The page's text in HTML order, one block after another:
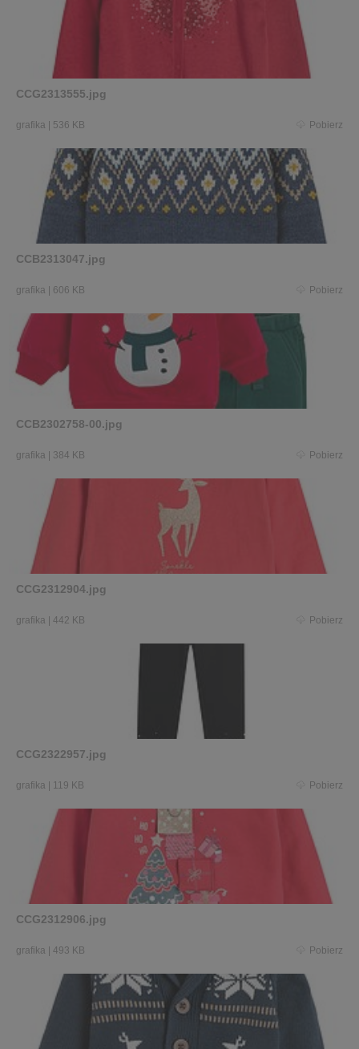
CCG2313555.jpg
grafika 536 KB Pobierz
CCB2313047.jpg
grafika 606 KB Pobierz
CCB2302758-00.jpg
grafika 384 KB Pobierz
CCG2312904.jpg
grafika 442 KB Pobierz
CCG2322957.jpg
grafika 119 KB Pobierz
CCG2312906.jpg
grafika 493 KB Pobierz